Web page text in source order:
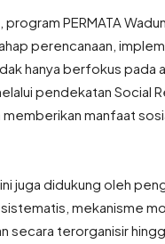
program PERMATA
perencanaan,
hanya berfokus pada
pendekatan Social
manfaat
juga didukung oleh
sistematis, mekanisme
secara terorganisir